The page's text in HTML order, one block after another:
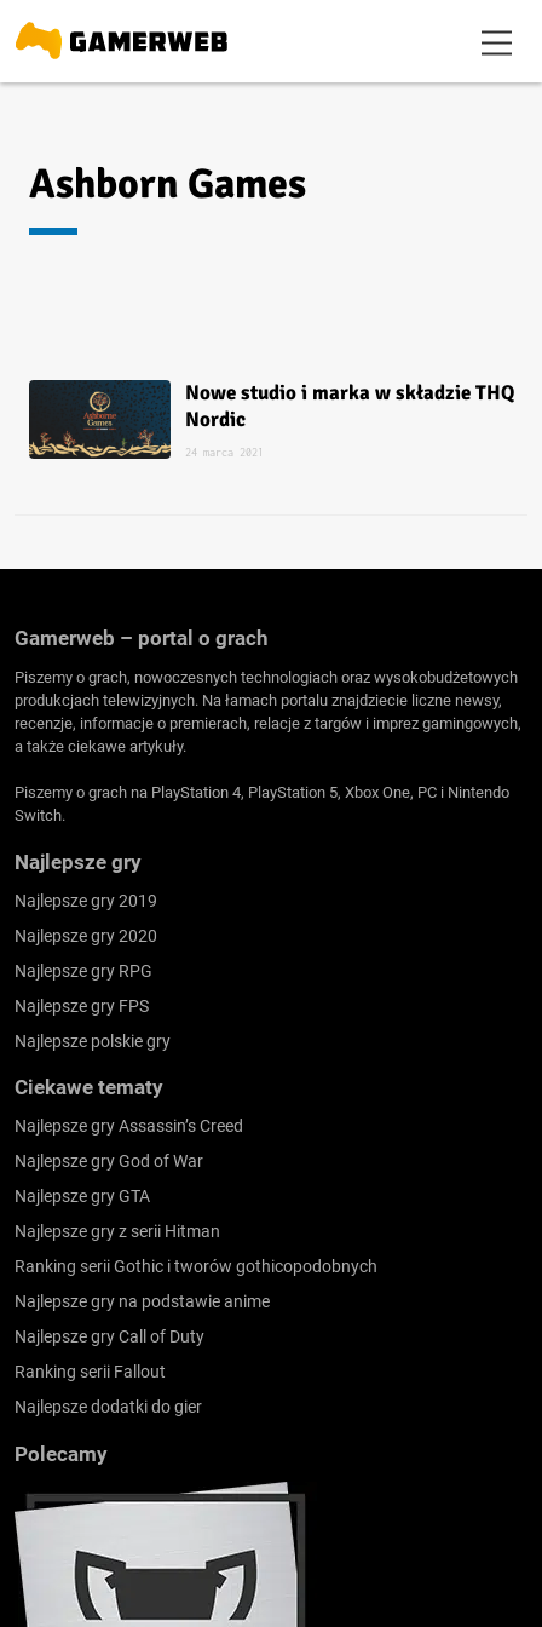
Ashborn Games
Nowe studio i marka w składzie THQ
Nordic
24 marca 2021
Gamerweb – portal o grach
Piszemy o grach, nowoczesnych technologiach oraz wysokobudżetowych
produkcjach telewizyjnych. Na łamach portalu znajdziecie liczne newsy,
recenzje, informacje o premierach, relacje z targów i imprez gamingowych,
a także ciekawe artykuły.
Piszemy o grach na PlayStation 4, PlayStation 5, Xbox One, PC i Nintendo
Switch.
Najlepsze gry
Najlepsze gry 2019
Najlepsze gry 2020
Najlepsze gry RPG
Najlepsze gry FPS
Najlepsze polskie gry
Ciekawe tematy
Najlepsze gry Assassin’s Creed
Najlepsze gry God of War
Najlepsze gry GTA
Najlepsze gry z serii Hitman
Ranking serii Gothic i tworów gothicopodobnych
Najlepsze gry na podstawie anime
Najlepsze gry Call of Duty
Ranking serii Fallout
Najlepsze dodatki do gier
Polecamy